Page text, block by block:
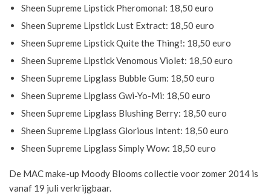
Sheen Supreme Lipstick Pheromonal: 18,50 euro
Sheen Supreme Lipstick Lust Extract: 18,50 euro
Sheen Supreme Lipstick Quite the Thing!: 18,50 euro
Sheen Supreme Lipstick Venomous Violet: 18,50 euro
Sheen Supreme Lipglass Bubble Gum: 18,50 euro
Sheen Supreme Lipglass Gwi-Yo-Mi: 18,50 euro
Sheen Supreme Lipglass Blushing Berry: 18,50 euro
Sheen Supreme Lipglass Glorious Intent: 18,50 euro
Sheen Supreme Lipglass Simply Wow: 18,50 euro
De MAC make-up Moody Blooms collectie voor zomer 2014 is
vanaf 19 juli verkrijgbaar.